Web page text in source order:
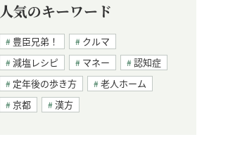
人気のキーワード
豊臣兄弟！
クルマ
減塩レシピ
マネー
認知症
定年後の歩き方
老人ホーム
京都
漢方